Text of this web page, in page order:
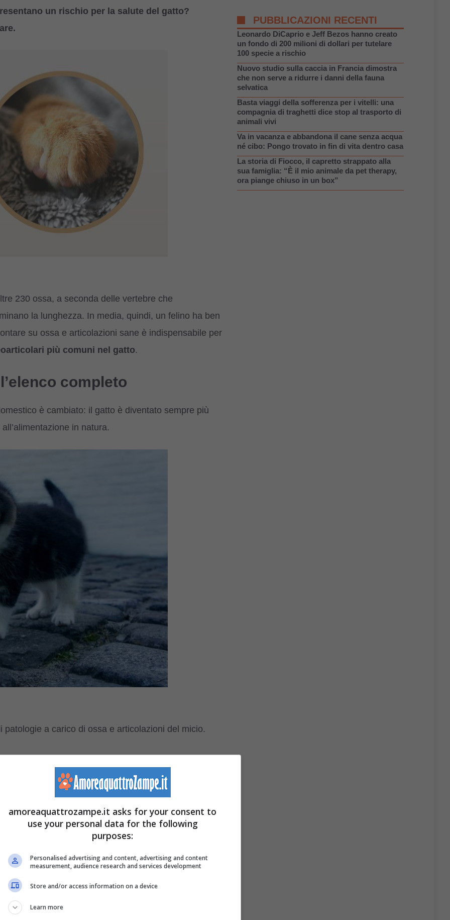
un rischio per la salute del gatto?
230 ossa, a seconda delle vertebre che
la lunghezza. In media, quindi, un felino ha ben
su ossa e articolazioni sane è indispensabile per
più comuni nel gatto.
completo
è cambiato: il gatto è diventato sempre più
in natura.
a carico di ossa e articolazioni del micio.
il quattro zampe all’insorgenza di questi
fisico e l’appartenenza a determinate razze feline.
nel gatto, per scoprire come individuarle e cosa fare.
del micio.
PUBBLICAZIONI RECENTI
Leonardo DiCaprio e Jeff Bezos hanno creato
un fondo di 200 milioni di dollari per tutelare
100 specie a rischio
Nuovo studio sulla caccia in Francia dimostra
che non serve a ridurre i danni della fauna
selvatica
Basta viaggi della sofferenza per i vitelli: una
compagnia di traghetti dice stop al trasporto di
animali vivi
Va in vacanza e abbandona il cane senza acqua
né cibo: Pongo trovato in fin di vita dentro casa
La storia di Fiocco, il capretto strappato alla
sua famiglia: “È il mio animale da pet therapy,
ora piange chiuso in un box”
amoreaquattrozampe.it asks for your consent to
use your personal data for the following
purposes:
Personalised advertising and content, advertising and content
measurement, audience research and services development
Store and/or access information on a device
Learn more